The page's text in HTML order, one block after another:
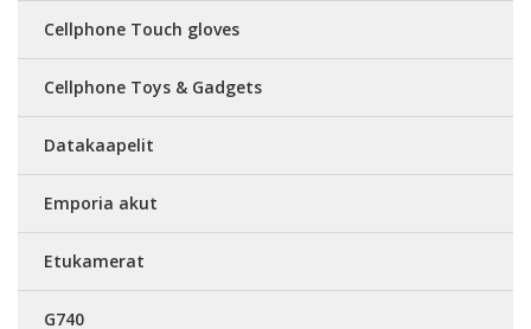
Cellphone Touch gloves
Cellphone Toys & Gadgets
Datakaapelit
Emporia akut
Etukamerat
G740